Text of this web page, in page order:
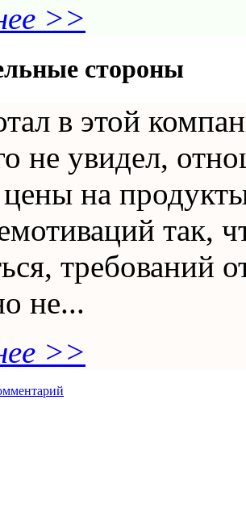
>>
стороны
в этой
не увидел,
на
так,
требований
не...
>>